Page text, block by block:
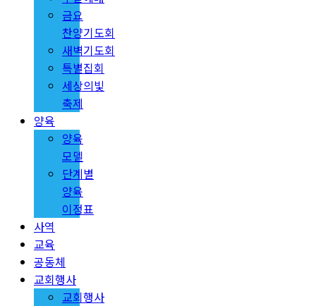
금요
찬양기도회
새벽기도회
특별집회
세상의빛
축제
양육
양육
모델
단계별
양육
이정표
사역
교육
공동체
교회행사
교회행사